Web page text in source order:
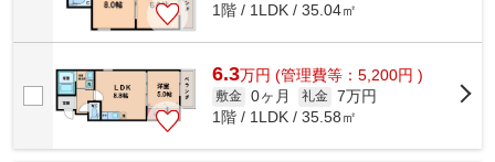
1階 / 1LDK / 35.04㎡
6.3万円 (管理費等：5,200円 )
敷金 0ヶ月 礼金 7万円
1階 / 1LDK / 35.58㎡